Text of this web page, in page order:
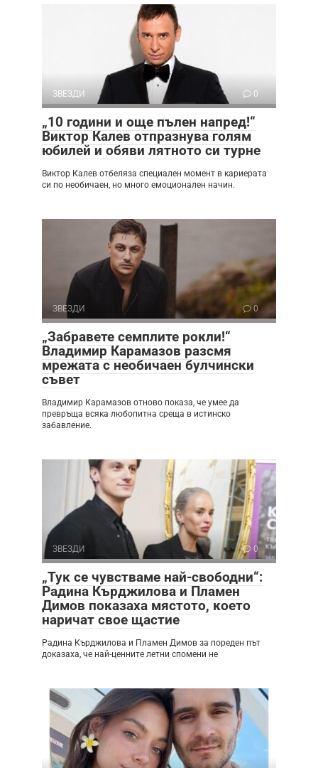
ЗВЕЗДИ 0
„10 години и още пълен напред!“
Виктор Калев отпразнува голям
юбилей и обяви лятното си турне
Виктор Калев отбеляза специален момент в кариерата
си по необичаен, но много емоционален начин.
ЗВЕЗДИ 0
„Забравете семплите рокли!“
Владимир Карамазов разсмя
мрежата с необичаен булчински
съвет
Владимир Карамазов отново показа, че умее да
превръща всяка любопитна среща в истинско
забавление.
ЗВЕЗДИ 0
„Тук се чувстваме най-свободни“:
Радина Кърджилова и Пламен
Димов показаха мястото, което
наричат свое щастие
Радина Кърджилова и Пламен Димов за пореден път
доказаха, че най-ценните летни спомени не